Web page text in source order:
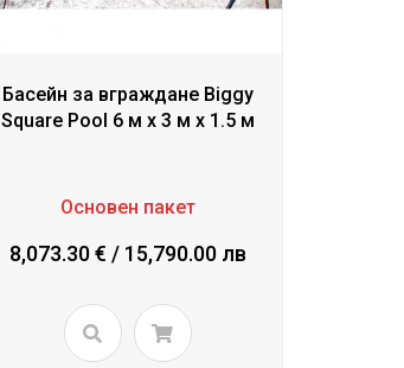
Басейн за вграждане Biggy
Square Pool 6 м х 3 м х 1.5 м
Основен пакет
8,073.30 € / 15,790.00 лв